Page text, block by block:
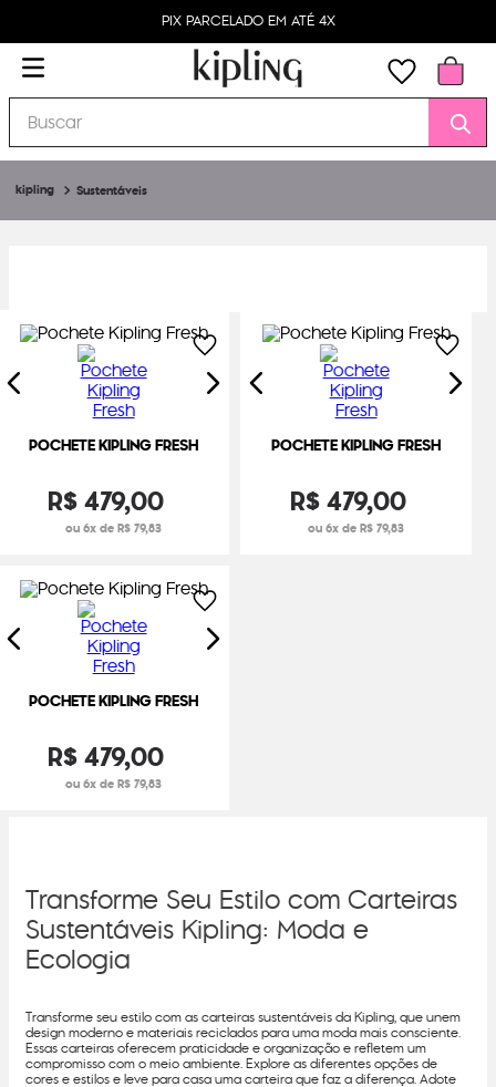
PIX PARCELADO EM ATÉ 4X
Buscar
Sustentáveis
POCHETE KIPLING FRESH
R$479,00
ou 6x de R$ 79,83
POCHETE KIPLING FRESH
R$479,00
ou 6x de R$ 79,83
POCHETE KIPLING FRESH
R$479,00
ou 6x de R$ 79,83
Transforme Seu Estilo com Carteiras
Sustentáveis Kipling: Moda e
Ecologia
Transforme seu estilo com as carteiras sustentáveis da Kipling, que unem
design moderno e materiais reciclados para uma moda mais consciente.
Essas carteiras oferecem praticidade e organização e refletem um
compromisso com o meio ambiente. Explore as diferentes opções de
cores e estilos e leve para casa uma carteira que faz a diferença. Adote